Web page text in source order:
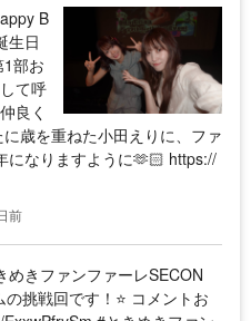
B
生日
部お
て呼
良く
歳を重ねた小田えりに、ファ
になりますように🫶🏻 https://
前
きファンファーレSECON
挑戦回です！⭐️ コメントお